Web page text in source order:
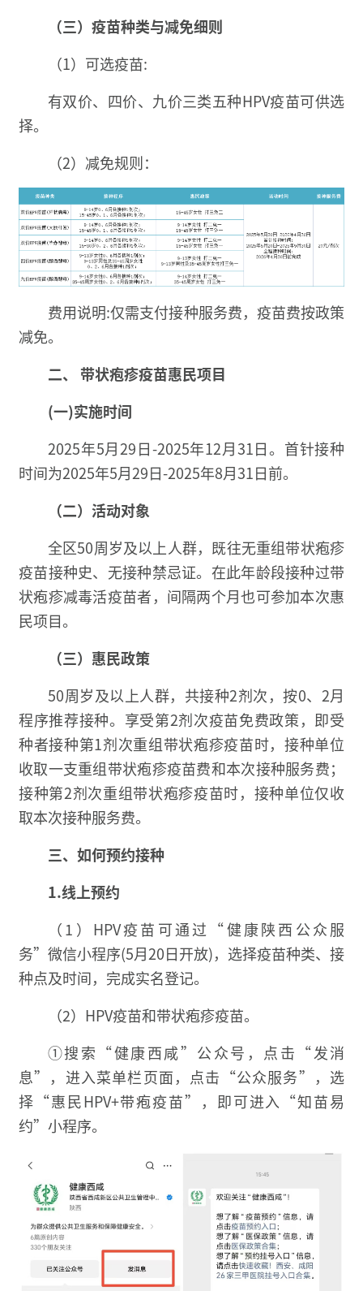
（三）疫苗种类与减免细则
（1）可选疫苗:
有双价、四价、九价三类五种HPV疫苗可供选
择。
（2）减免规则：
费用说明:仅需支付接种服务费，疫苗费按政策
减免。
二、 带状疱疹疫苗惠民项目
(一)实施时间
2025年5月29日-2025年12月31日。首针接种
时间为2025年5月29日-2025年8月31日前。
（二）活动对象
全区50周岁及以上人群，既往无重组带状疱疹
疫苗接种史、无接种禁忌证。在此年龄段接种过带
状疱疹减毒活疫苗者，间隔两个月也可参加本次惠
民项目。
（三）惠民政策
50周岁及以上人群，共接种2剂次，按0、2月
程序推荐接种。享受第2剂次疫苗免费政策，即受
种者接种第1剂次重组带状疱疹疫苗时，接种单位
收取一支重组带状疱疹疫苗费和本次接种服务费；
接种第2剂次重组带状疱疹疫苗时，接种单位仅收
取本次接种服务费。
三、如何预约接种
1.线上预约
（1）HPV疫苗可通过“健康陕西公众服
务”微信小程序(5月20日开放)，选择疫苗种类、接
种点及时间，完成实名登记。
（2）HPV疫苗和带状疱疹疫苗。
①搜索“健康西咸”公众号，点击“发消
息”，进入菜单栏页面，点击“公众服务”，选
择“惠民HPV+带疱疫苗”，即可进入“知苗易
约”小程序。